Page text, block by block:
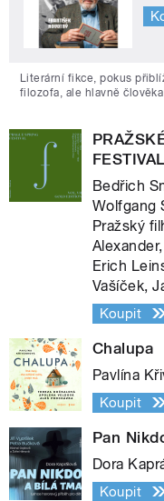
Literární fikce, pokus
filozofa, ale hlavně
Bedřich
Wolfgang
Pražský
Erich
Vašíček,
Koupit
Chalupa
Pavlína
Koupit
Pan
Dora
Koupit